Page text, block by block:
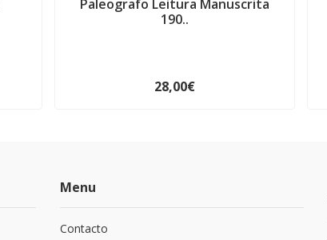
Paleografo Leitura Manuscrita
190..
28,00€
Menu
Contacto